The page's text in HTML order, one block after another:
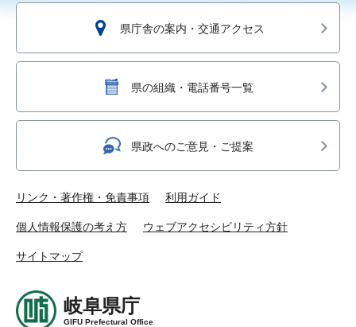
県庁舎の案内・交通アクセス
県の組織・電話番号一覧
県政へのご意見・ご提案
リンク・著作権・免責事項 利用ガイド
個人情報保護の考え方 ウェブアクセシビリティ方針
サイトマップ
岐阜県庁
GIFU Prefectural Office